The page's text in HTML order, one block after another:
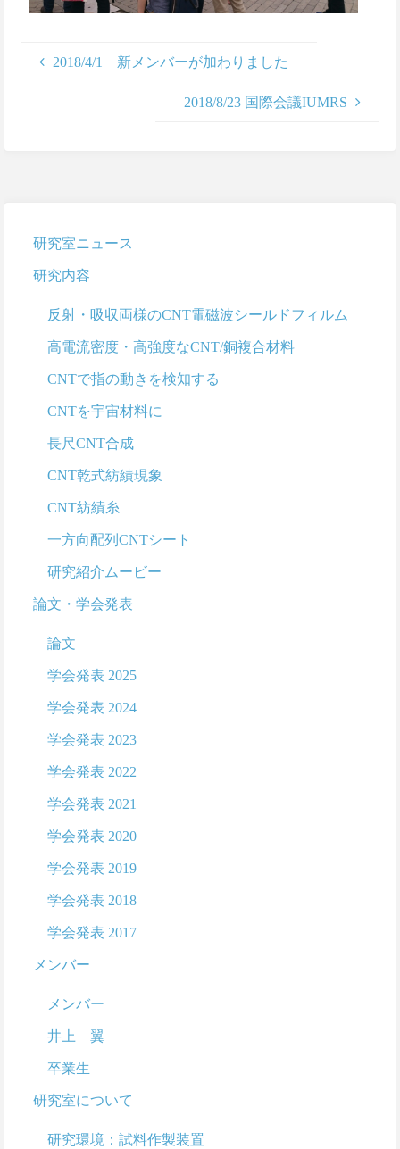
2018/4/1 新メンバーが加わりました
2018/8/23 国際会議IUMRS
研究室ニュース
研究内容
反射・吸収両様のCNT電磁波シールドフィルム
高電流密度・高強度なCNT/銅複合材料
CNTで指の動きを検知する
CNTを宇宙材料に
長尺CNT合成
CNT乾式紡績現象
CNT紡績糸
一方向配列CNTシート
研究紹介ムービー
論文・学会発表
論文
学会発表 2025
学会発表 2024
学会発表 2023
学会発表 2022
学会発表 2021
学会発表 2020
学会発表 2019
学会発表 2018
学会発表 2017
メンバー
メンバー
井上 翼
卒業生
研究室について
研究環境：試料作製装置